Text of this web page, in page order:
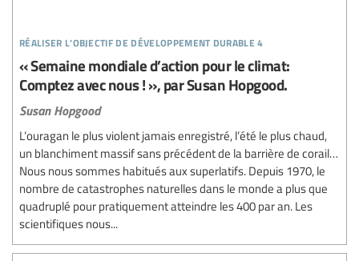
réaliser l’objectif de développement durable 4
« Semaine mondiale d’action pour le climat:
Comptez avec nous ! », par Susan Hopgood.
Susan Hopgood
L’ouragan le plus violent jamais enregistré, l’été le plus chaud,
un blanchiment massif sans précédent de la barrière de corail…
Nous nous sommes habitués aux superlatifs. Depuis 1970, le
nombre de catastrophes naturelles dans le monde a plus que
quadruplé pour pratiquement atteindre les 400 par an. Les
scientifiques nous...